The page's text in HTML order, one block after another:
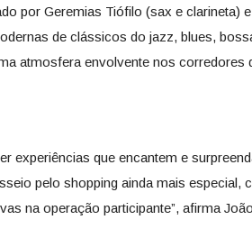
por Geremias Tiófilo (sax e clarineta)
de clássicos do jazz, blues,
atmosfera envolvente nos corredores
experiências que encantem e
pelo shopping ainda mais especial,
na operação participante”, afirma